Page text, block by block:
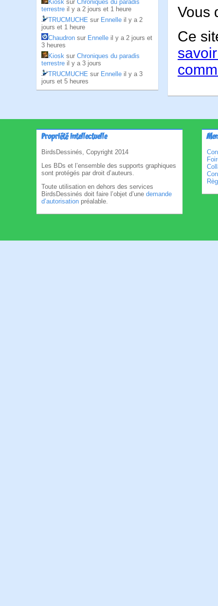
Kiosk sur Chroniques du paradis
terrestre il y a 2 jours et 1 heure
TRUCMUCHE sur Ennelle il y a 2
jours et 1 heure
Chaudron sur Ennelle il y a 2 jours et
3 heures
Kiosk sur Chroniques du paradis
terrestre il y a 3 jours
TRUCMUCHE sur Ennelle il y a 3
jours et 5 heures
Vous
Ce
Propriété intellectuelle
BirdsDessinés, Copyright 2014
Les BDs et l’ensemble des supports graphiques
sont protégés par droit d’auteurs.
Toute utilisation en dehors des services
BirdsDessinés doit faire l’objet d’une demande
d’autorisation préalable.